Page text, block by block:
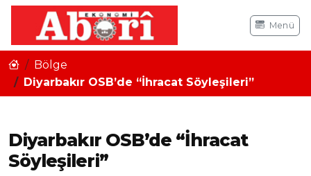
Menü
Bölge
Diyarbakır OSB’de “İhracat Söyleşileri”
Diyarbakır OSB’de “İhracat
Söyleşileri”